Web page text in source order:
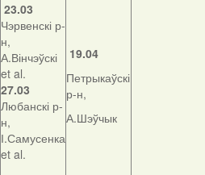
23.03
Чэрвенскі р-
н,
А.Вінчэўскі
et al.
27.03
Любанскі р-
н,
І.Самусенка
et al.
19.04
Петрыкаўскі
р-н,
А.Шэўчык